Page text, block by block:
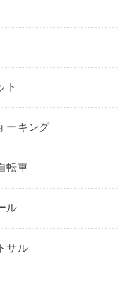
ト
ーキング
転車
ル
サル